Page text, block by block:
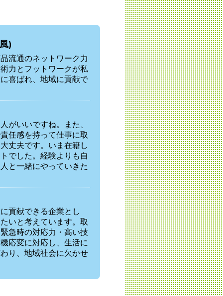
)
流通のネットワーク力
力とフットワークが私
喜ばれ、地域に貢献で
がいいですね。また、
任感を持って仕事に取
丈夫です。いま在籍し
でした。経験よりも自
と一緒にやっていきた
貢献できる企業とし
いと考えています。取
急時の対応力・高い技
応変に対応し、生活に
り、地域社会に欠かせ